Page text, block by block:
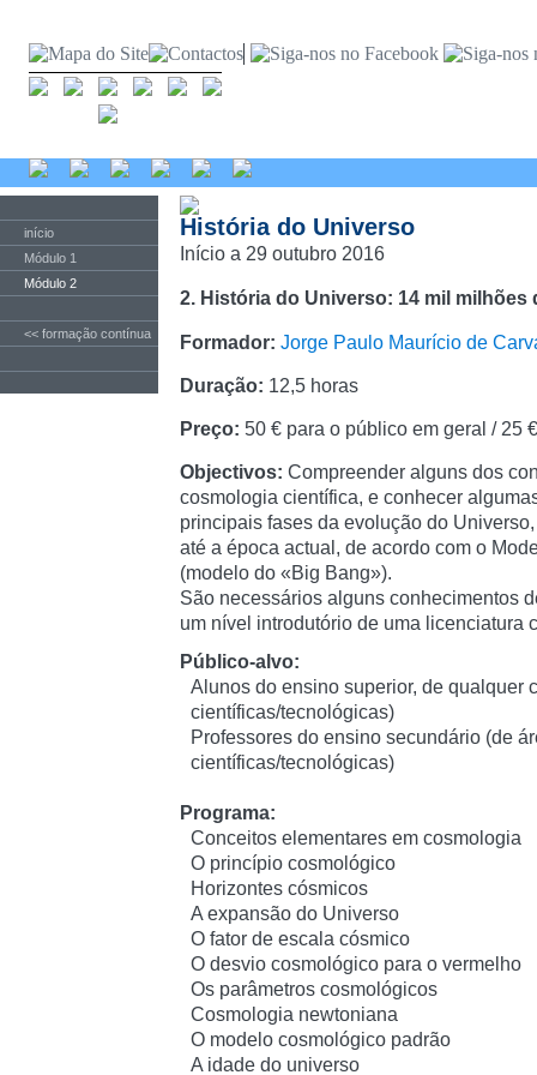
início
Módulo 1
Módulo 2
<< formação contínua
História do Universo
Início a 29 outubro 2016
2. História do Universo: 14 mil milhões
Formador: Jorge Paulo Maurício de
Duração: 12,5 horas
Preço: 50 € para o público em geral / 25
Objectivos: Compreender alguns dos
cosmologia científica, e conhecer
principais fases da evolução do
até a época actual, de acordo com o
(modelo do «Big Bang»).
São necessários alguns conhecimentos
um nível introdutório de uma licenciatura
Público-alvo:
Alunos do ensino superior, de qualquer
científicas/tecnológicas)
Professores do ensino secundário (de
científicas/tecnológicas)
Programa:
Conceitos elementares em cosmologia
O princípio cosmológico
Horizontes cósmicos
A expansão do Universo
O fator de escala cósmico
O desvio cosmológico para o vermelho
Os parâmetros cosmológicos
Cosmologia newtoniana
O modelo cosmológico padrão
A idade do universo